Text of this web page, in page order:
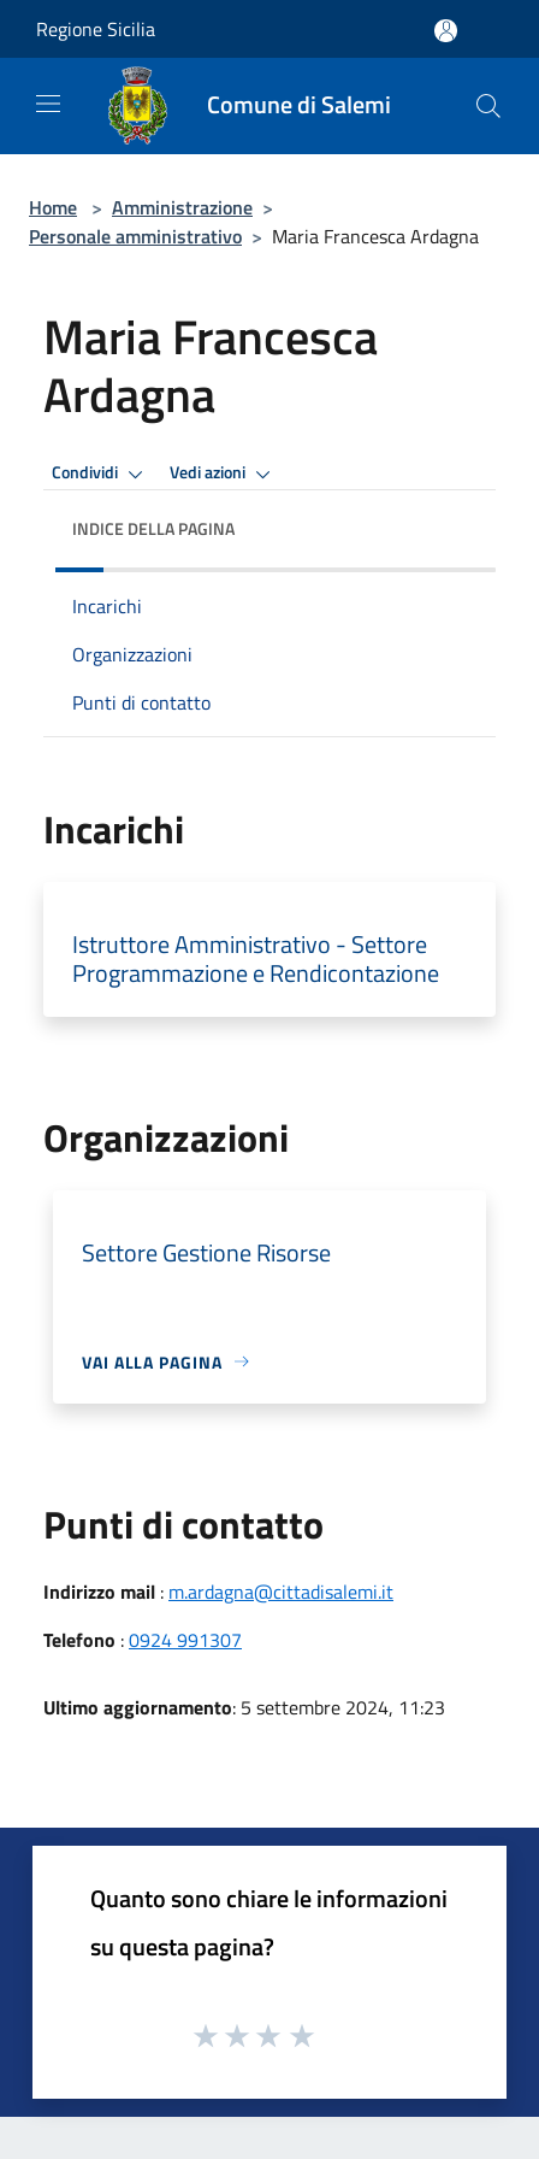
Regione Sicilia
Comune di Salemi
Home > Amministrazione >
Personale amministrativo > Maria Francesca Ardagna
Maria Francesca
Ardagna
Condividi Vedi azioni
INDICE DELLA PAGINA
Incarichi
Organizzazioni
Punti di contatto
Incarichi
Istruttore Amministrativo - Settore
Programmazione e Rendicontazione
Organizzazioni
Settore Gestione Risorse
VAI ALLA PAGINA
Punti di contatto
Indirizzo mail : m.ardagna@cittadisalemi.it
Telefono :0924 991307
Ultimo aggiornamento: 5 settembre 2024, 11:23
Quanto sono chiare le informazioni
su questa pagina?